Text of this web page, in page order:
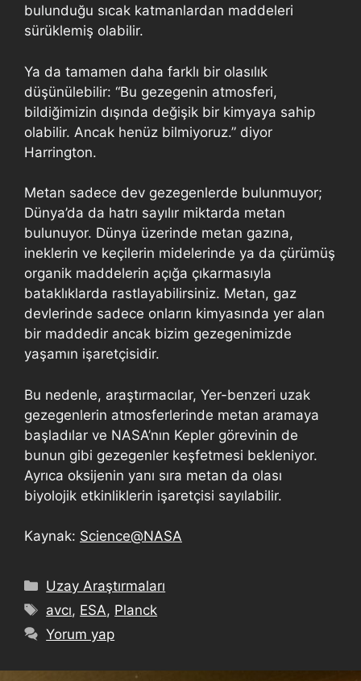
bulunduğu sıcak katmanlardan maddeleri
sürüklemiş olabilir.
Ya da tamamen daha farklı bir olasılık
düşünülebilir: “Bu gezegenin atmosferi,
bildiğimizin dışında değişik bir kimyaya sahip
olabilir. Ancak henüz bilmiyoruz.” diyor
Harrington.
Metan sadece dev gezegenlerde bulunmuyor;
Dünya’da da hatrı sayılır miktarda metan
bulunuyor. Dünya üzerinde metan gazına,
ineklerin ve keçilerin midelerinde ya da çürümüş
organik maddelerin açığa çıkarmasıyla
bataklıklarda rastlayabilirsiniz. Metan, gaz
devlerinde sadece onların kimyasında yer alan
bir maddedir ancak bizim gezegenimizde
yaşamın işaretçisidir.
Bu nedenle, araştırmacılar, Yer-benzeri uzak
gezegenlerin atmosferlerinde metan aramaya
başladılar ve NASA’nın Kepler görevinin de
bunun gibi gezegenler keşfetmesi bekleniyor.
Ayrıca oksijenin yanı sıra metan da olası
biyolojik etkinliklerin işaretçisi sayılabilir.
Kaynak: Science@NASA
Uzay Araştırmaları
avcı, ESA, Planck
Yorum yap